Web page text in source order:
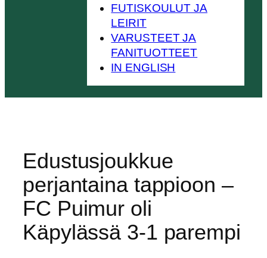
FUTISKOULUT JA
LEIRIT
VARUSTEET JA
FANITUOTTEET
IN ENGLISH
Edustusjoukkue
perjantaina tappioon –
FC Puimur oli
Käpylässä 3-1 parempi